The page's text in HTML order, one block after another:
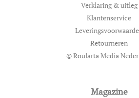
Verklaring & uitleg
Klantenservice
Retourneren
© Roularta Media
Magazine